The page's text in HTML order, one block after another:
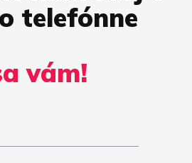
telefónne
vám!